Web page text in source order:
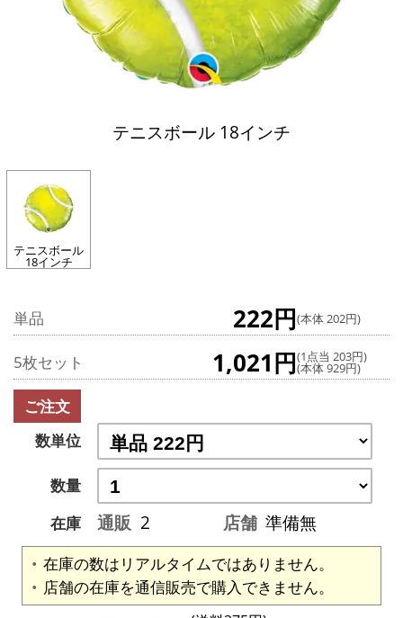
テニスボール 18インチ
テニスボール
18インチ
単品 222円(本体 202円)
5枚セット 1,021円(1点当 203円)
(本体 929円)
ご注文
数単位
数量
在庫
通販 2 店舗 準備無
在庫の数はリアルタイムではありません。
店舗の在庫を通信販売で購入できません。